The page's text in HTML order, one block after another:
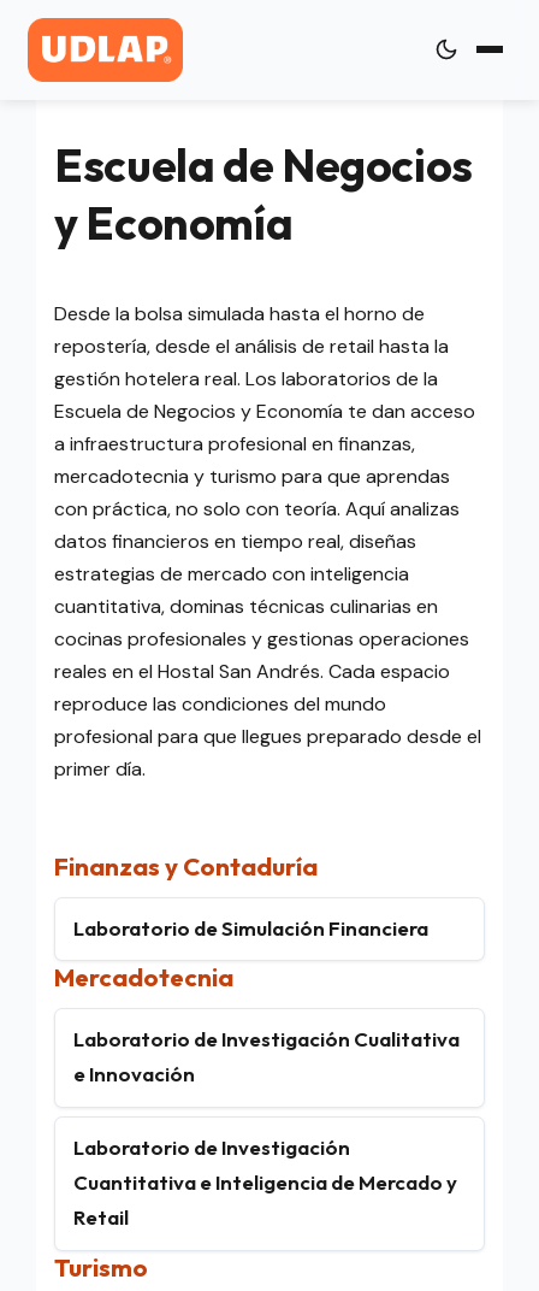
Escuela de Negocios
y Economía
Desde la bolsa simulada hasta el horno de
repostería, desde el análisis de retail hasta la
gestión hotelera real. Los laboratorios de la
Escuela de Negocios y Economía te dan acceso
a infraestructura profesional en finanzas,
mercadotecnia y turismo para que aprendas
con práctica, no solo con teoría. Aquí analizas
datos financieros en tiempo real, diseñas
estrategias de mercado con inteligencia
cuantitativa, dominas técnicas culinarias en
cocinas profesionales y gestionas operaciones
reales en el Hostal San Andrés. Cada espacio
reproduce las condiciones del mundo
profesional para que llegues preparado desde el
primer día.
Finanzas y Contaduría
Laboratorio de Simulación Financiera
Mercadotecnia
Laboratorio de Investigación Cualitativa
e Innovación
Laboratorio de Investigación
Cuantitativa e Inteligencia de Mercado y
Retail
Turismo